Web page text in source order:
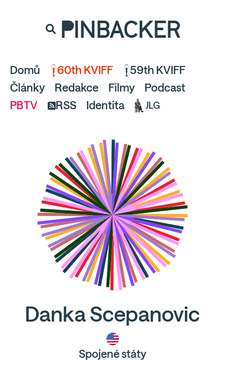
a pusťte se do čtení.
PINBACKER
Domů 60th KVIFF
59th KVIFF
Články
Redakce Filmy
Podcast
PBTV
RSS Identita JLG
Danka Scepanovic
Spojené státy